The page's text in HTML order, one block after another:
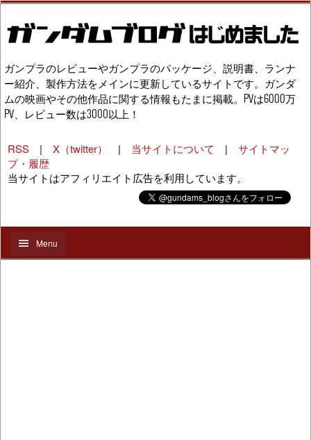
ガンプラのレビューやガンプラのパッケージ、説明書、ランナ
ー紹介、製作方法をメインに更新しているサイトです。ガンダ
ムの映画やその他作品に関する情報もたまに掲載。PVは6000万
PV、レビュー数は3000以上！
RSS | X（twitter） | 当サイトについて | サイトマッ
プ・履歴
当サイトはアフィリエイト広告を利用しています。
Menu